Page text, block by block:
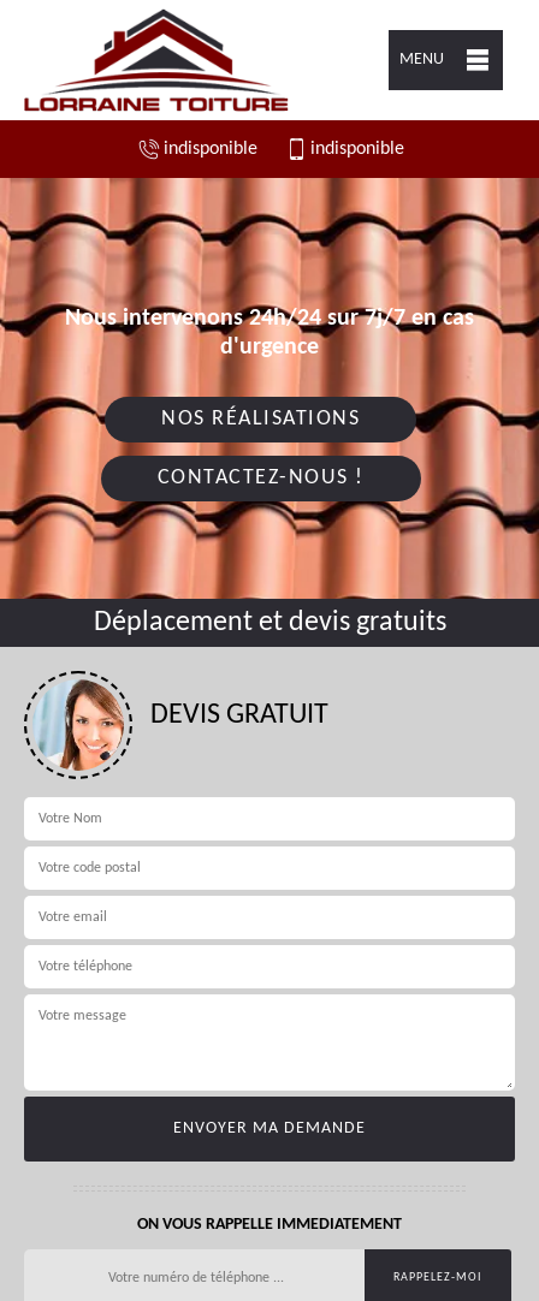
MENU
indisponible indisponible
Nous intervenons 24h/24 sur 7j/7 en cas
d'urgence
NOS RÉALISATIONS
CONTACTEZ-NOUS !
Déplacement et devis gratuits
DEVIS GRATUIT
ON VOUS RAPPELLE IMMEDIATEMENT